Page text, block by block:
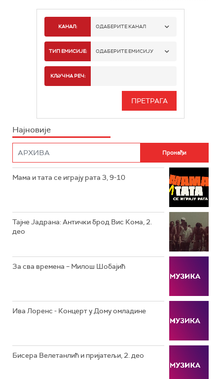
КАНАЛ: ОДАБЕРИТЕ КАНАЛ
РТС 1
РТС 3
РТС ЖИВОТ
РТС КОЛО
ТИП ЕМИСИЈЕ: ОДАБЕРИТЕ ЕМИСИЈУ
ИНФО
КЉУЧНА РЕЧ:
Најновије
Мама и тата се играју рата 3, 9-10
Тајне Јадрана: Антички брод Вис Кома, 2.
део
За сва времена – Милош Шобајић
Ива Лоренс - Концерт у Дому омладине
Бисера Велетанлић и пријатељи, 2. део